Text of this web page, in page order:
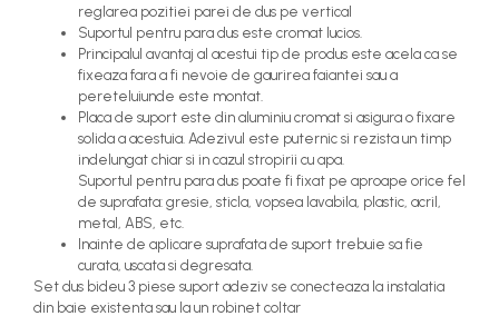
reglarea pozitiei parei de dus pe vertical
Suportul pentru para dus este cromat lucios.
Principalul avantaj al acestui tip de produs este acela ca se
fixeaza fara a fi nevoie de gaurirea faiantei sau a
pereteluiunde este montat.
Placa de suport este din aluminiu cromat si asigura o fixare
solida a acestuia. Adezivul este puternic si rezista un timp
indelungat chiar si in cazul stropirii cu apa.
Suportul pentru para dus poate fi fixat pe aproape orice fel
de suprafata: gresie, sticla, vopsea lavabila, plastic, acril,
metal, ABS, etc.
Inainte de aplicare suprafata de suport trebuie sa fie
curata, uscata si degresata.
Set dus bideu 3 piese suport adeziv se conecteaza la instalatia
din baie existenta sau la un robinet coltar